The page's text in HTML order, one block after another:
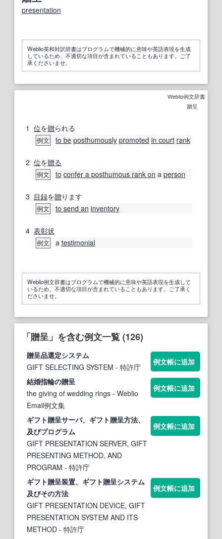
presentation
Weblio英和対訳辞書はプログラムで機械的に意味や英語表現を生成
しているため、不適切な項目が含まれていることもあります。ご了
承くださいませ。
Weblio例文辞書
贈呈
1 位を贈られる
例文 to be posthumously promoted in court rank
2 位を贈る
例文 to confer a posthumous rank on a person
3 目録を贈ります
例文 to send an inventory
4 表彰状
例文 a testimonial
Weblio例文辞書はプログラムで機械的に意味や英語表現を生成して
いるため、不適切な項目が含まれていることもあります。ご了承く
ださいませ。
「贈呈」を含む例文一覧 (126)
贈呈品選定システム
GIFT SELECTING SYSTEM - 特許庁
例文帳に追加
結婚指輪の贈呈
the giving of wedding rings - Weblio
Email例文集
例文帳に追加
ギフト贈呈サーバ、ギフト贈呈方法、
及びプログラム
GIFT PRESENTATION SERVER, GIFT
PRESENTING METHOD, AND
PROGRAM - 特許庁
例文帳に追加
ギフト贈呈装置、ギフト贈呈システム
及びその方法
GIFT PRESENTATION DEVICE, GIFT
PRESENTATION SYSTEM AND ITS
METHOD - 特許庁
例文帳に追加